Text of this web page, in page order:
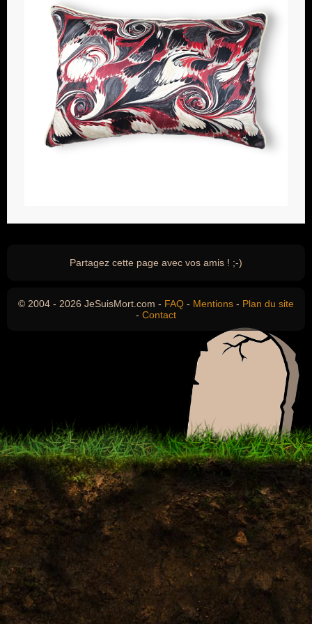
Partagez cette page avec vos amis ! ;-)
© 2004 - 2026 JeSuisMort.com - FAQ - Mentions - Plan du site
- Contact